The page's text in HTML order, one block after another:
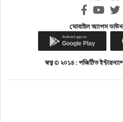
মোবাইল অ্যাপস
স্বত্ব © ২০১৪ : পজিটিভ